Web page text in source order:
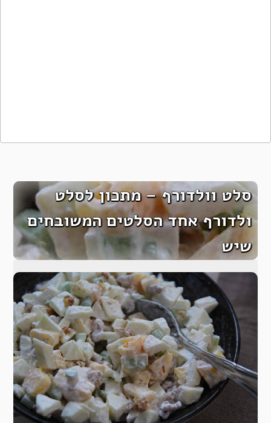
סלט וולדורף – מתכון לסלט
ולדורף אחד הסלטים המשובחים
שיש